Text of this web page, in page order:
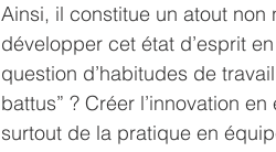
Ainsi, il constitue un atout
développer cet état d’esprit
question d’habitudes de
battus” ? Créer l’innovation
surtout de la pratique en